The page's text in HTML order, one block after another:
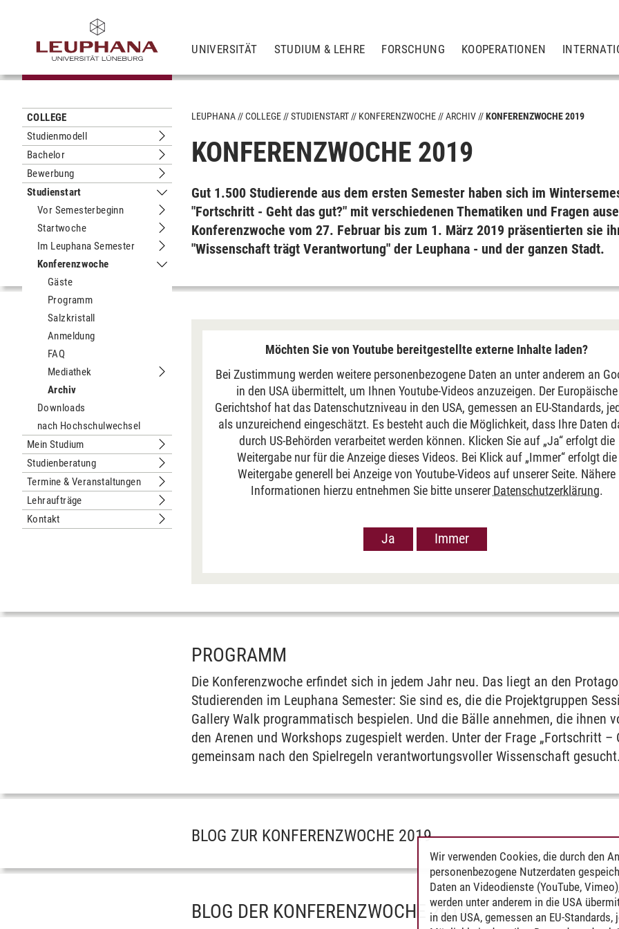
UNIVERSITÄT STUDIUM & LEHRE FORSCHUNG KOOPERATIONEN
COLLEGE
Studienmodell
Untermenu Studienmodell
Bachelor
Untermenu Bachelor
Bewerbung
Untermenu Bewerbung
Studienstart
Untermenu Studienstart
Vor Semesterbeginn
Untermenu Vor Semesterbeginn
Startwoche
Untermenu Startwoche
Im Leuphana Semester
Untermenu Im Leuphana Semester
Konferenzwoche
Untermenu Konferenzwoche
Gäste
Programm
Salzkristall
Anmeldung
FAQ
Mediathek
Untermenu Mediathek
Archiv
Downloads
nach Hochschulwechsel
Mein Studium
Untermenu Mein Studium
Studienberatung
Untermenu Studienberatung
Termine & Veranstaltungen
Untermenu Termine & Veranstaltungen
Lehraufträge
Untermenu Lehraufträge
Kontakt
Untermenu Kontakt
LEUPHANA COLLEGE STUDIENSTART KONFERENZWOCHE ARCHIV KONFERENZWOCHE 2019
KONFERENZWOCHE 2019
Gut 1.500 Stu­die­ren­de aus dem ers­ten Se­mes­ter ha­ben sich im
"Fort­schritt - Geht das gut?" mit ver­schie­de­nen The­ma­ti­ken und Fra­gen
Kon­fe­renz­wo­che vom 27. Fe­bru­ar bis zum 1. März 2019 präsen­tier­ten sie
"Wis­sen­schaft trägt Ver­ant­wor­tung" der Leu­pha­na - und der gan­zen Stadt.
Möchten Sie von Youtube bereitgestellte externe Inhalte laden?
Bei Zustimmung werden weitere personenbezogene Daten an unter anderem an
in den USA übermittelt, um Ihnen Youtube-Videos anzuzeigen. Der Europäische
Gerichtshof hat das Datenschutzniveau in den USA, gemessen an EU-Standards,
als unzureichend eingeschätzt. Es besteht auch die Möglichkeit, dass Ihre Daten
durch US-Behörden verarbeitet werden können. Klicken Sie auf „Ja“ erfolgt die
Weitergabe nur für die Anzeige dieses Videos. Bei Klick auf „Immer“ erfolgt die
Weitergabe generell bei Anzeige von Youtube-Videos auf unserer Seite. Nähere
Informationen hierzu entnehmen Sie bitte unserer Datenschutzerklärung.
Ja Immer
PROGRAMM
Die Konferenzwoche erfindet sich in jedem Jahr neu. Das liegt an den
Studierenden im Leuphana Semester: Sie sind es, die die Projektgruppen
Gallery Walk programmatisch bespielen. Und die Bälle annehmen, die ihnen
den Arenen und Workshops zugespielt werden. Unter der Frage „Fortschritt –
gemeinsam nach den Spielregeln verantwortungsvoller Wissenschaft gesucht.
BLOG ZUR KONFERENZWOCHE 2019
BLOG DER KONFERENZWOCHE 2019
Wir verwenden Cookies, die durch den
personenbezogene Nutzerdaten
Daten an Videodienste (YouTube,
werden unter anderem in die USA
in den USA, gemessen an EU-